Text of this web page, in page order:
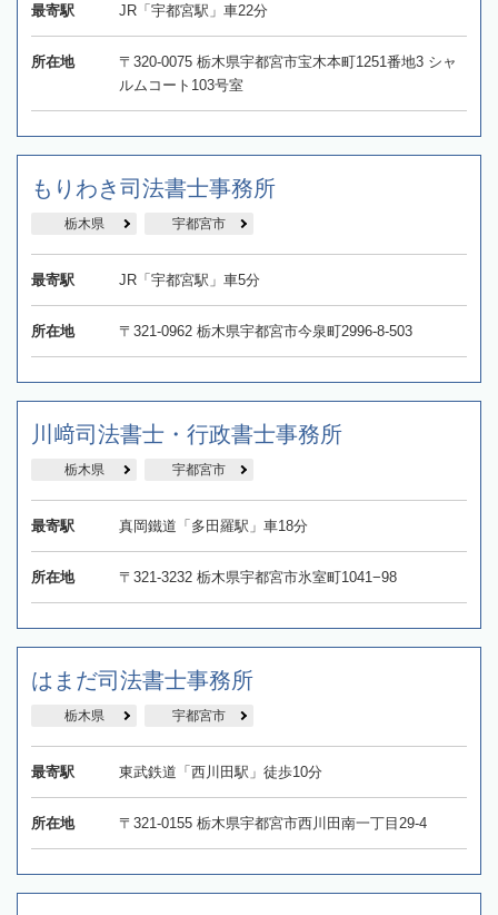
最寄駅 JR「宇都宮駅」車22分
所在地
〒320-0075 栃木県宇都宮市宝木本町1251番地3 シャ
ルムコート103号室
もりわき司法書士事務所
栃木県 宇都宮市
最寄駅 JR「宇都宮駅」車5分
所在地 〒321-0962 栃木県宇都宮市今泉町2996-8-503
川﨑司法書士・行政書士事務所
栃木県 宇都宮市
最寄駅 真岡鐵道「多田羅駅」車18分
所在地 〒321-3232 栃木県宇都宮市氷室町1041−98
はまだ司法書士事務所
栃木県 宇都宮市
最寄駅 東武鉄道「西川田駅」徒歩10分
所在地 〒321-0155 栃木県宇都宮市西川田南一丁目29-4